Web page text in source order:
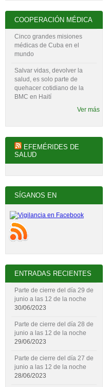
COOPERACIÓN MÉDICA
Cinco grandes misiones
médicas de Cuba en el
mundo
Salvar vidas, devolver la
salud, es solo parte de
quehacer cotidiano de la
BMC en Haití
Ver más
EFEMÉRIDES DE
SALUD
SÍGANOS EN
ENTRADAS RECIENTES
Parte de cierre del día 29 de
junio a las 12 de la noche
30/06/2023
Parte de cierre del día 28 de
junio a las 12 de la noche
29/06/2023
Parte de cierre del día 27 de
junio a las 12 de la noche
28/06/2023